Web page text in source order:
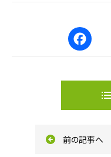
e
o
前の記事へ